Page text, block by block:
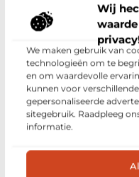
Wij
We maken gebruik van
technologieën om te
en om waardevolle
kunnen voor
gepersonaliseerde
sitegebruik. Raadpleeg
informatie.
tot
herstel
Wat